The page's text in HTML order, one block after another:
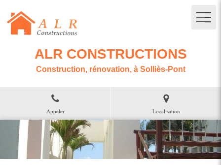
ALR CONSTRUCTIONS
Construction, rénovation, à Solliès-Pont
Appeler Localisation